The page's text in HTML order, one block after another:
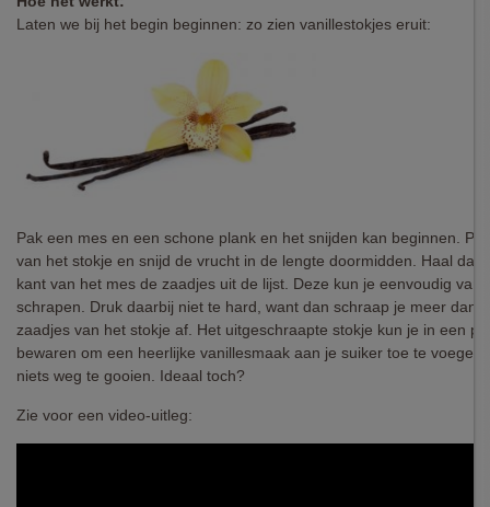
Laten we bij het begin beginnen: zo zien vanillestokjes eruit:
Pak een mes en een schone plank en het snijden kan beginnen.
van het stokje en snijd de vrucht in de lengte doormidden. Haal dan
kant van het mes de zaadjes uit de lijst. Deze kun je eenvoudig van
schrapen. Druk daarbij niet te hard, want dan schraap je meer dan
zaadjes van het stokje af. Het uitgeschraapte stokje kun je in een
bewaren om een heerlijke vanillesmaak aan je suiker toe te
niets weg te gooien. Ideaal toch?
Zie voor een video-uitleg: